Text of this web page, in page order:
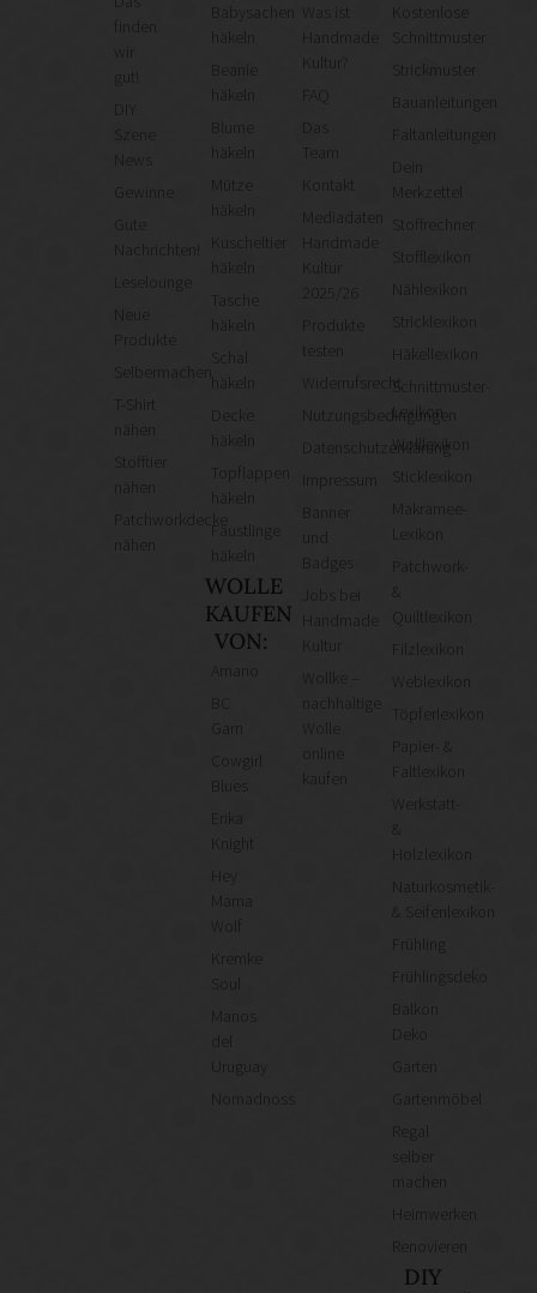
finden
gut!
News
Gute
Nachrichten!
Leselounge
Neue
Produkte
Selbermachen
T-Shirt
Stofftier
Patchworkdecke
häkeln
häkeln
Mütze
häkeln
Kuscheltier
Tasche
häkeln
häkeln
Topflappen
häkeln
Fäustlinge
häkeln
WOLLE
KAUFEN
VON:
Cowgirl
Knight
Mama
Wolf
Kremke
Manos
Uruguay
Nomadnoss
Was ist
Kultur?
Das
Team
Kontakt
Mediadaten
Kultur
2025/26
Produkte
testen
Widerrufsrecht
Nutzungsbedingungen
Datenschutzerklärung
Kultur
Wollke –
nachhaltige
kaufen
Kostenlose
Schnittmuster
Strickmuster
Bauanleitungen
Faltanleitungen
Merkzettel
Stoffrechner
Stofflexikon
Nählexikon
Stricklexikon
Häkellexikon
Schnittmuster-
Lexikon
Wolllexikon
Sticklexikon
Makramee-
Lexikon
Patchwork-
&
Quiltlexikon
Filzlexikon
Weblexikon
Töpferlexikon
Papier- &
Faltlexikon
Werkstatt-
&
Holzlexikon
Naturkosmetik-
& Seifenlexikon
Frühling
Frühlingsdeko
Deko
Garten
Gartenmöbel
Regal
machen
Heimwerken
DIY